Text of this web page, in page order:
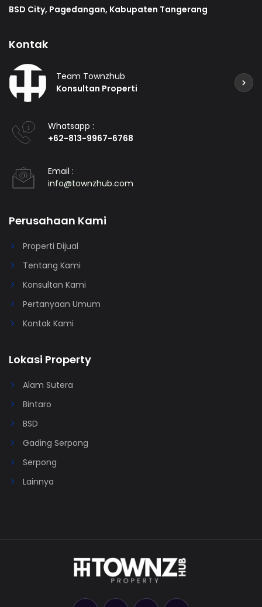
BSD City, Pagedangan, Kabupaten Tangerang
Kontak
Team Townzhub
Konsultan Properti
Whatsapp :
+62-813-9967-6768
Email :
info@townzhub.com
Perusahaan Kami
Properti Dijual
Tentang Kami
Konsultan Kami
Pertanyaan Umum
Kontak Kami
Lokasi Property
Alam Sutera
Bintaro
BSD
Gading Serpong
Serpong
Lainnya